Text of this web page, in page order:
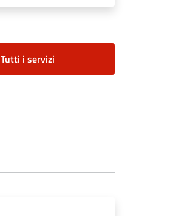
Tutti i servizi